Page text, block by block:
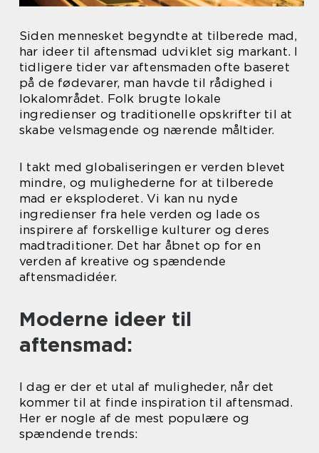
Siden mennesket begyndte at tilberede mad,
har ideer til aftensmad udviklet sig markant. I
tidligere tider var aftensmaden ofte baseret
på de fødevarer, man havde til rådighed i
lokalområdet. Folk brugte lokale
ingredienser og traditionelle opskrifter til at
skabe velsmagende og nærende måltider.
I takt med globaliseringen er verden blevet
mindre, og mulighederne for at tilberede
mad er eksploderet. Vi kan nu nyde
ingredienser fra hele verden og lade os
inspirere af forskellige kulturer og deres
madtraditioner. Det har åbnet op for en
verden af kreative og spændende
aftensmadidéer.
Moderne ideer til
aftensmad:
I dag er der et utal af muligheder, når det
kommer til at finde inspiration til aftensmad.
Her er nogle af de mest populære og
spændende trends: